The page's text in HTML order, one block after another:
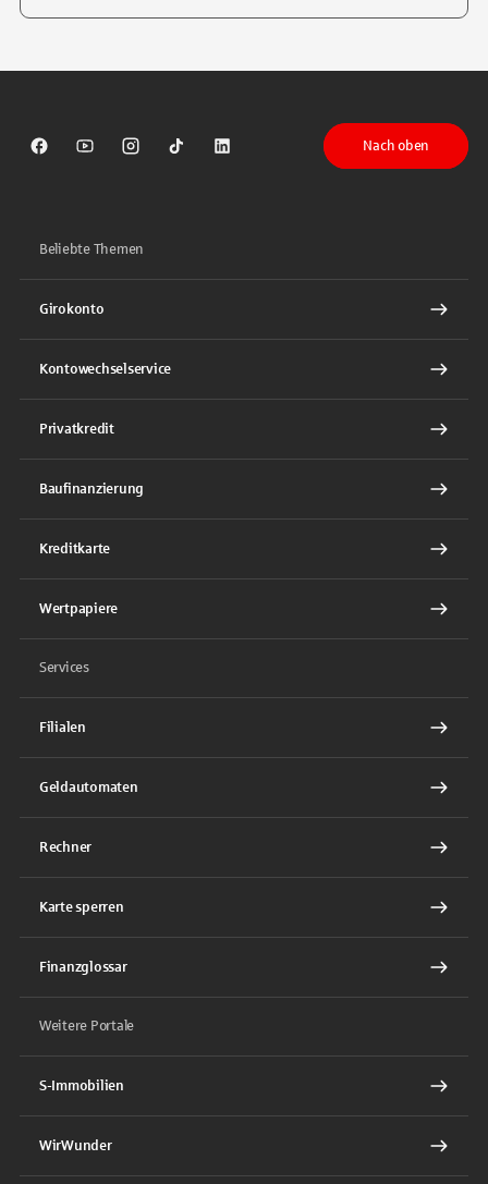
Sparkasse auf Facebook
Sparkasse auf Youtube
Sparkasse auf Instagram
Sparkasse auf TikTok
Sparkasse auf LinkedIn
Nach oben
Beliebte Themen
Girokonto
Kontowechselservice
Privatkredit
Baufinanzierung
Kreditkarte
Wertpapiere
Services
Filialen
Geldautomaten
Rechner
Karte sperren
Finanzglossar
Weitere Portale
S-Immobilien
WirWunder